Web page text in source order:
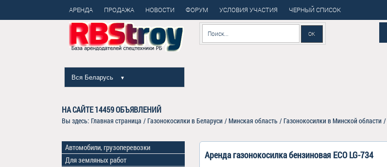
АРЕНДА ПРОДАЖА НОВОСТИ ФОРУМ УСЛОВИЯ УЧАСТИЯ ЧЕРНЫЙ СПИСОК
Вся Беларусь ▼
НА САЙТЕ14459ОБЪЯВЛЕНИЙ
Вы здесь: Главная страница / Газонокосилки в Беларуси / Минская область / Газонокосилки в Минской области /
Аренда газонокосилка бензиновая ECO LG-734
Автомобили, грузоперевозки
Для земляных работ